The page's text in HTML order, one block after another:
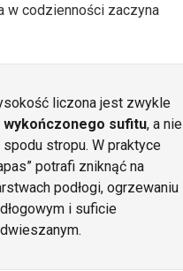
w codzienności zaczyna
liczona jest zwykle
wykończonego sufitu, a nie
spodu stropu. W praktyce
potrafi zniknąć na
podłogi, ogrzewaniu
i suficie